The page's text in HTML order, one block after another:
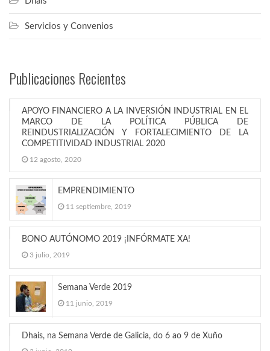
Servicios y Convenios
Publicaciones Recientes
APOYO FINANCIERO A LA INVERSIÓN INDUSTRIAL EN EL
MARCO DE LA POLÍTICA PÚBLICA DE
REINDUSTRIALIZACIÓN Y FORTALECIMIENTO DE LA
COMPETITIVIDAD INDUSTRIAL 2020
12 agosto, 2020
EMPRENDIMIENTO
11 septiembre, 2019
BONO AUTÓNOMO 2019 ¡INFÓRMATE XA!
3 julio, 2019
Semana Verde 2019
11 junio, 2019
Dhais, na Semana Verde de Galicia, do 6 ao 9 de Xuño